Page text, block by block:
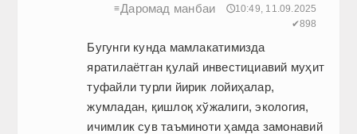
≡Даромад манбаи
🕔10:49, 11.09.2025
✔898
Бугунги кунда мамлакатимизда
яратилаётган қулай инвестициавий муҳит
туфайли турли йирик лойиҳалар,
жумладан, қиш­лоқ хўжалиги, экология,
ичимлик сув таъминоти ҳамда замонавий